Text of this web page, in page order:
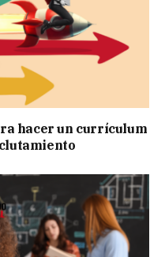
hacer un currículum